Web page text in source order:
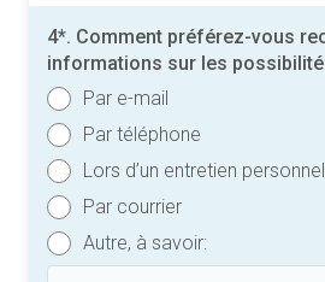
4*. Comment préférez-vous
informations sur les
Par e-mail
Par téléphone
Lors d’un entretien personnel
Par courrier
Autre, à savoir: